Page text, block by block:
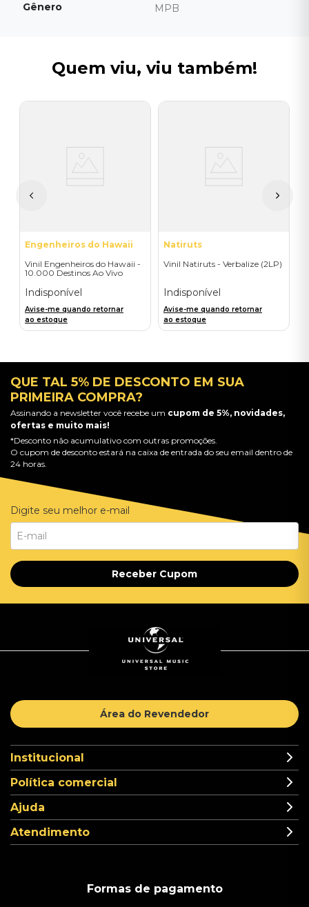
Gênero MPB
Quem viu, viu também!
Engenheiros do Hawaii
Vinil Engenheiros do Hawaii -
10.000 Destinos Ao Vivo
Indisponível
Avise-me quando retornar
ao estoque
Natiruts
Vinil Natiruts - Verbalize (2LP)
Indisponível
Avise-me quando retornar
ao estoque
QUE TAL 5% DE DESCONTO EM SUA
PRIMEIRA COMPRA?
Assinando a newsletter você recebe um cupom de 5%, novidades,
ofertas e muito mais!
*Desconto não acumulativo com outras promoções.
O cupom de desconto estará na caixa de entrada do seu email dentro de
24 horas.
Digite seu melhor e-mail
Receber Cupom
Área do Revendedor
Institucional
Política comercial
Ajuda
Atendimento
Formas de pagamento